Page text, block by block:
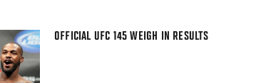
OFFICIAL UFC 145 WEIGH IN RESULTS